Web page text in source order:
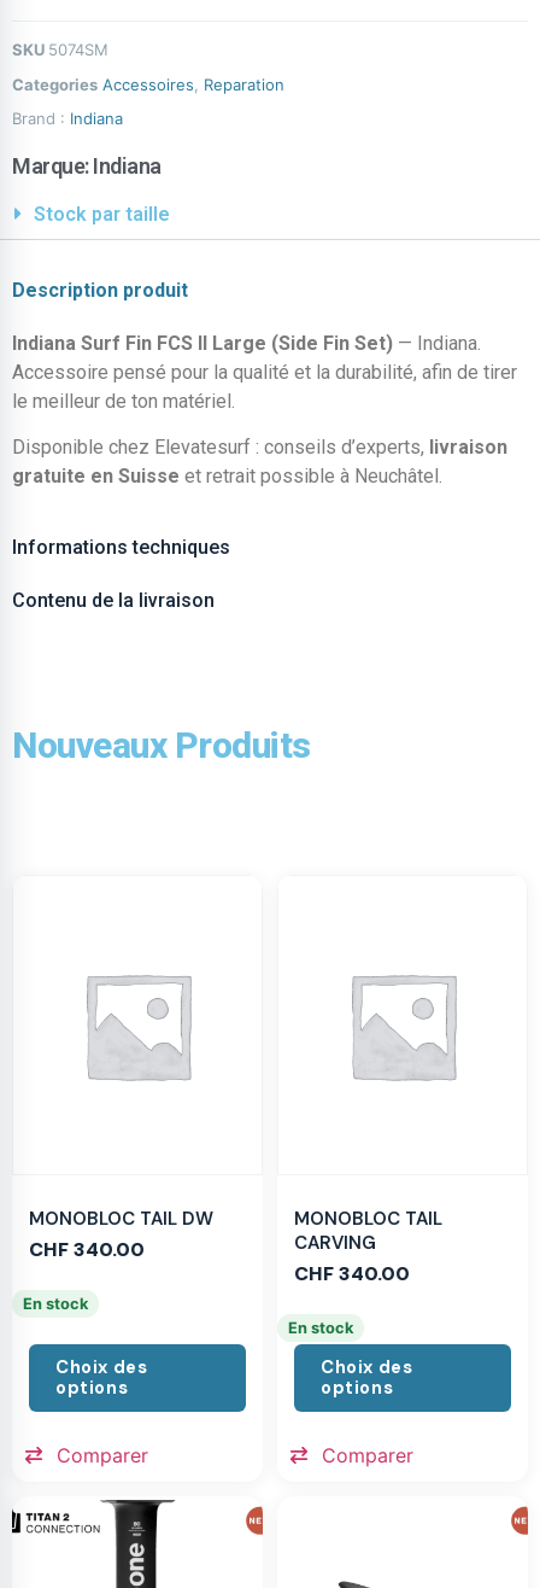
SKU 5074SM
Categories Accessoires
Reparation
Brand : Indiana
Marque:Indiana
Stock par taille
Description produit
Indiana Surf Fin FCS II Large (Side Fin Set) — Indiana.
Accessoire pensé pour la qualité et la durabilité, afin de tirer
le meilleur de ton matériel.
Disponible chez Elevatesurf : conseils d’experts, livraison
gratuite en Suisse et retrait possible à Neuchâtel.
Informations techniques
Contenu de la livraison
Nouveaux Produits
MONOBLOC TAIL DW
CHF340.00
En stock
Choix des
options
Comparer
MONOBLOC TAIL
CARVING
CHF340.00
En stock
Choix des
options
Comparer